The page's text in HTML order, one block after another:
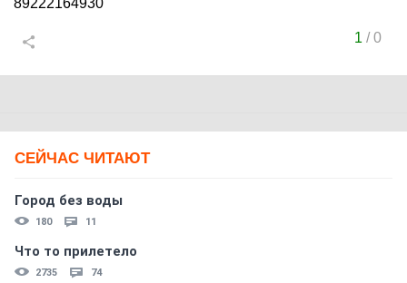
1 /0
СЕЙЧАС ЧИТАЮТ
Город без воды
180 11
Что то прилетело
2735 74